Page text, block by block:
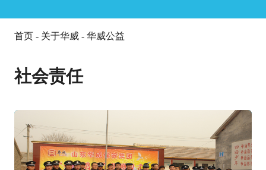
首页- 关于华威 - 华威公益
社会责任